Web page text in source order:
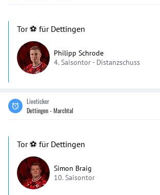
Tor ⚽️ für Dettingen
Philipp Schrode
4. Saisontor - Distanzschuss
Liveticker
Dettingen - Marchtal
Tor ⚽️ für Dettingen
Simon Braig
10. Saisontor